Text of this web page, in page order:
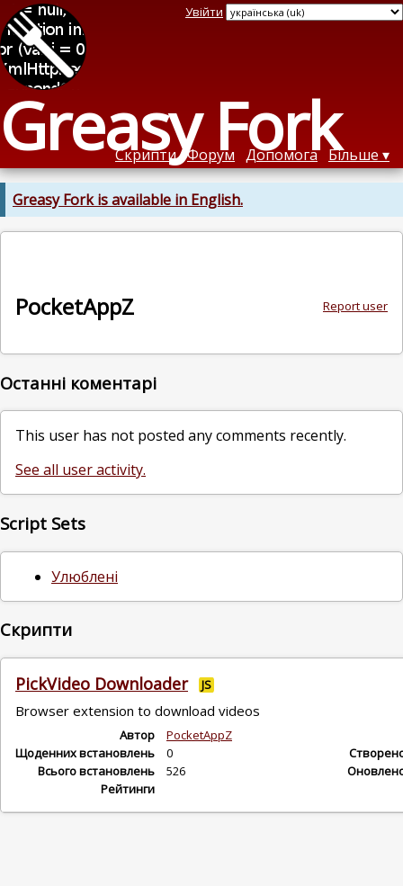
Greasy Fork
Увійти
Скрипти Форум Допомога Більше
Greasy Fork is available in English.
Report user
PocketAppZ
Останні коментарі
This user has not posted any comments recently.
See all user activity.
Script Sets
Улюблені
Скрипти
PickVideo Downloader JS
Browser extension to download videos
Автор
PocketAppZ
Щоденних встановлень
0
Всього встановлень
526
Рейтинги